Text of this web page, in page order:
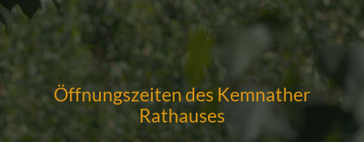
Öffnungszeiten des Kemnather
Rathauses